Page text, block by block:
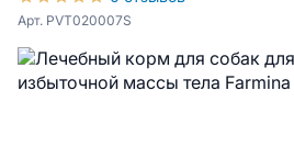
Арт. PVT020007S